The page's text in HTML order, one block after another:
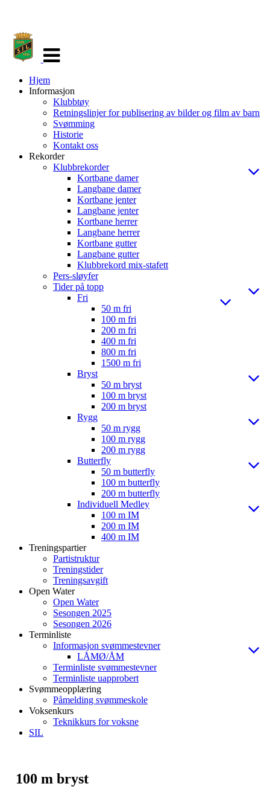
navigasjon
Hjem
Informasjon
Klubbtøy
Retningslinjer for publisering av bilder og film av barn
Svømming
Historie
Kontakt oss
Rekorder
Klubbrekorder
Kortbane damer
Langbane damer
Kortbane jenter
Langbane jenter
Kortbane herrer
Langbane herrer
Kortbane gutter
Langbane gutter
Klubbrekord mix-stafett
Pers-sløyfer
Tider på topp
Fri
50 m fri
100 m fri
200 m fri
400 m fri
800 m fri
1500 m fri
Bryst
50 m bryst
100 m bryst
200 m bryst
Rygg
50 m rygg
100 m rygg
200 m rygg
Butterfly
50 m butterfly
100 m butterfly
200 m butterfly
Individuell Medley
100 m IM
200 m IM
400 m IM
Treningspartier
Partistruktur
Treningstider
Treningsavgift
Open Water
Open Water
Sesongen 2025
Sesongen 2026
Terminliste
Informasjon svømmestevner
LÅMØ/ÅM
Terminliste svømmestevner
Terminliste uapprobert
Svømmeopplæring
Påmelding svømmeskole
Voksenkurs
Teknikkurs for voksne
SIL
100 m bryst